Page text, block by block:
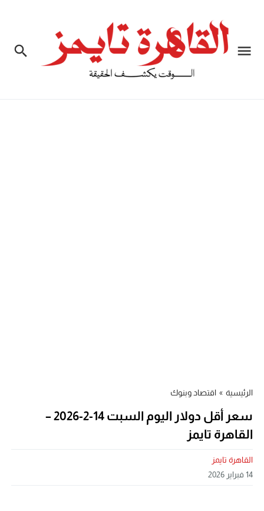
الرئيسية » اقتصاد وبنوك
سعر أقل دولار اليوم السبت 14-2-2026 –
القاهرة تايمز
القاهرة تايمز
14 فبراير 2026